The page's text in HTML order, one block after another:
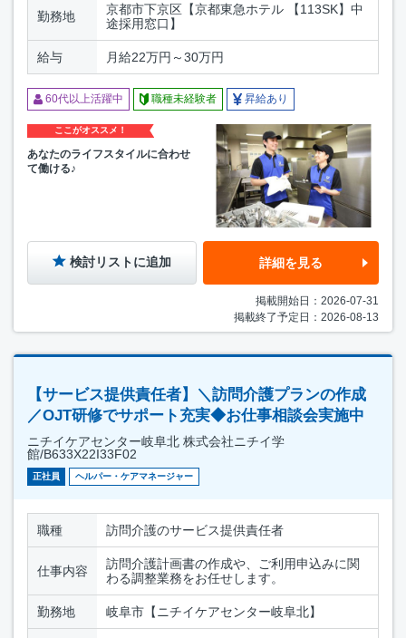
勤務地
京都市下京区【京都東急ホテル 【113SK】中
途採用窓口】
給与 月給22万円～30万円
60代以上活躍中 職種未経験者 昇給あり
ここがオススメ！
あなたのライフスタイルに合わせ
て働ける♪
検討リストに追加 詳細を見る
掲載開始日：2026-07-31
掲載終了予定日：2026-08-13
【サービス提供責任者】＼訪問介護プランの作成
／OJT研修でサポート充実◆お仕事相談会実施中
ニチイケアセンター岐阜北 株式会社ニチイ学
館/B633X22I33F02
正社員 ヘルパー・ケアマネージャー
職種 訪問介護のサービス提供責任者
仕事内容
訪問介護計画書の作成や、ご利用申込みに関
わる調整業務をお任せします。
勤務地 岐阜市【ニチイケアセンター岐阜北】